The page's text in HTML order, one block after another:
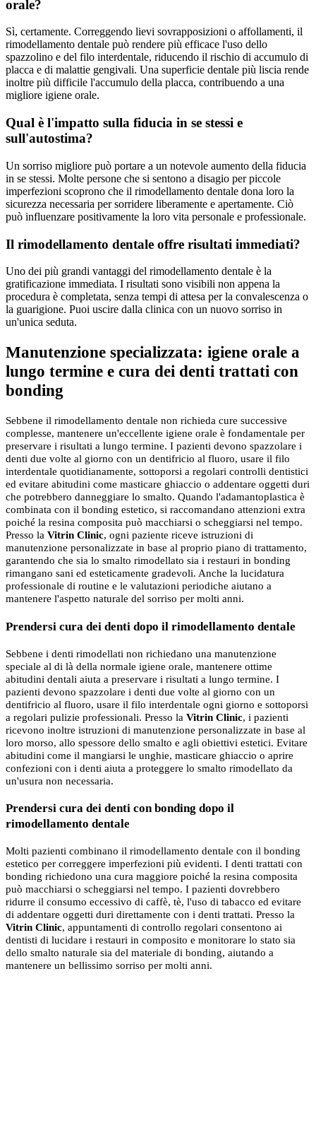
orale?
Sì, certamente. Correggendo lievi sovrapposizioni o affollamenti, il
rimodellamento dentale può rendere più efficace l'uso dello
spazzolino e del filo interdentale, riducendo il rischio di accumulo di
placca e di malattie gengivali. Una superficie dentale più liscia rende
inoltre più difficile l'accumulo della placca, contribuendo a una
migliore igiene orale.
Qual è l'impatto sulla fiducia in se stessi e
sull'autostima?
Un sorriso migliore può portare a un notevole aumento della fiducia
in se stessi. Molte persone che si sentono a disagio per piccole
imperfezioni scoprono che il rimodellamento dentale dona loro la
sicurezza necessaria per sorridere liberamente e apertamente. Ciò
può influenzare positivamente la loro vita personale e professionale.
Il rimodellamento dentale offre risultati immediati?
Uno dei più grandi vantaggi del rimodellamento dentale è la
gratificazione immediata. I risultati sono visibili non appena la
procedura è completata, senza tempi di attesa per la convalescenza o
la guarigione. Puoi uscire dalla clinica con un nuovo sorriso in
un'unica seduta.
Manutenzione specializzata: igiene orale a
lungo termine e cura dei denti trattati con
bonding
Sebbene il rimodellamento dentale non richieda cure successive
complesse, mantenere un'eccellente igiene orale è fondamentale per
preservare i risultati a lungo termine. I pazienti devono spazzolare i
denti due volte al giorno con un dentifricio al fluoro, usare il filo
interdentale quotidianamente, sottoporsi a regolari controlli dentistici
ed evitare abitudini come masticare ghiaccio o addentare oggetti duri
che potrebbero danneggiare lo smalto. Quando l'adamantoplastica è
combinata con il bonding estetico, si raccomandano attenzioni extra
poiché la resina composita può macchiarsi o scheggiarsi nel tempo.
Presso la Vitrin Clinic, ogni paziente riceve istruzioni di
manutenzione personalizzate in base al proprio piano di trattamento,
garantendo che sia lo smalto rimodellato sia i restauri in bonding
rimangano sani ed esteticamente gradevoli. Anche la lucidatura
professionale di routine e le valutazioni periodiche aiutano a
mantenere l'aspetto naturale del sorriso per molti anni.
Prendersi cura dei denti dopo il rimodellamento dentale
Sebbene i denti rimodellati non richiedano una manutenzione
speciale al di là della normale igiene orale, mantenere ottime
abitudini dentali aiuta a preservare i risultati a lungo termine. I
pazienti devono spazzolare i denti due volte al giorno con un
dentifricio al fluoro, usare il filo interdentale ogni giorno e sottoporsi
a regolari pulizie professionali. Presso la Vitrin Clinic, i pazienti
ricevono inoltre istruzioni di manutenzione personalizzate in base al
loro morso, allo spessore dello smalto e agli obiettivi estetici. Evitare
abitudini come il mangiarsi le unghie, masticare ghiaccio o aprire
confezioni con i denti aiuta a proteggere lo smalto rimodellato da
un'usura non necessaria.
Prendersi cura dei denti con bonding dopo il
rimodellamento dentale
Molti pazienti combinano il rimodellamento dentale con il bonding
estetico per correggere imperfezioni più evidenti. I denti trattati con
bonding richiedono una cura maggiore poiché la resina composita
può macchiarsi o scheggiarsi nel tempo. I pazienti dovrebbero
ridurre il consumo eccessivo di caffè, tè, l'uso di tabacco ed evitare
di addentare oggetti duri direttamente con i denti trattati. Presso la
Vitrin Clinic, appuntamenti di controllo regolari consentono ai
dentisti di lucidare i restauri in composito e monitorare lo stato sia
dello smalto naturale sia del materiale di bonding, aiutando a
mantenere un bellissimo sorriso per molti anni.